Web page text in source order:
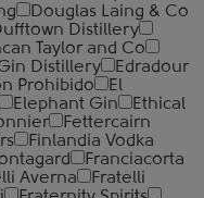
Douglas Laing & Co
Distillery
Taylor and Co
Distillery
Edradour
Prohibido
El
Elephant Gin
Ethical
Fettercairn
Finlandia Vodka
Franciacorta
Averna
Fratelli